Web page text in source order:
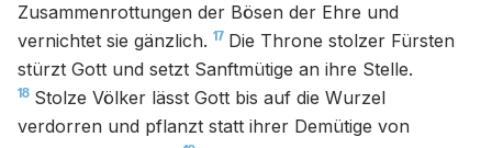
Zusammenrottungen der Bösen der Ehre und
vernichtet sie gänzlich. 17 Die Throne stolzer Fürsten
stürzt Gott und setzt Sanftmütige an ihre Stelle.
18 Stolze Völker lässt Gott bis auf die Wurzel
verdorren und pflanzt statt ihrer Demütige von